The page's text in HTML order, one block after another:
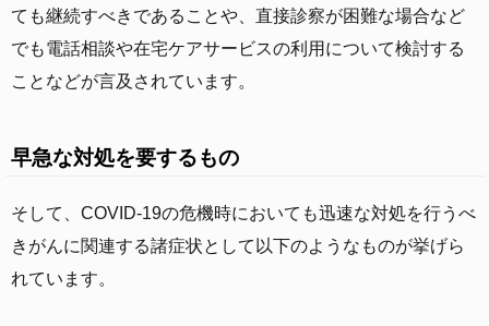
ても継続すべきであることや、直接診察が困難な場合など
でも電話相談や在宅ケアサービスの利用について検討する
ことなどが言及されています。
早急な対処を要するもの
そして、COVID-19の危機時においても迅速な対処を行うべ
きがんに関連する諸症状として以下のようなものが挙げら
れています。